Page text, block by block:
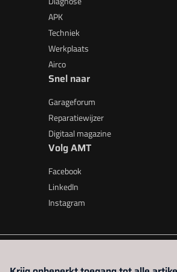
APK
Techniek
Werkplaats
Airco
Snel naar
Garageforum
Reparatiewijzer
Digitaal magazine
Volg AMT
Facebook
LinkedIn
Instagram